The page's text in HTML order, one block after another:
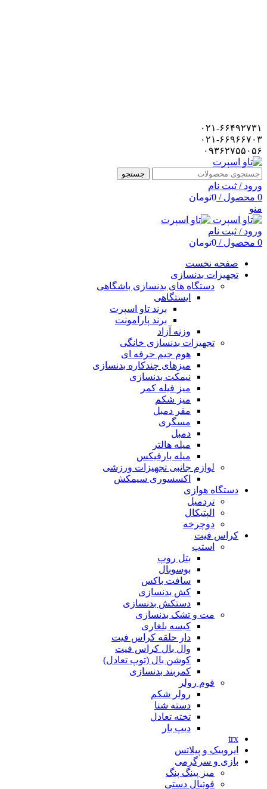
۰۲۱-۶۶۴۹۲۷۳۱
۰۲۱-۶۶۹۶۶۷۰۳
۰۹۳۶۲۷۵۵۰۵۶
جستجو
ورود / ثبت نام
0 محصول / تومان0
منو
ورود / ثبت نام
0 محصول / تومان0
صفحه نخست
تجهیزات بدنسازی
دستگاه های بدنسازی باشگاهی
ایستگاهی
برند تاو اسپرت
برند پارامونت
وزنه آزاد
تجهیزات بدنسازی خانگی
هوم جیم حرفه ای
میزهای چندکاره بدنسازی
نیمکت بدنسازی
میز فیله کمر
میز شکم
مقر دمبل
مسگری
دمبل
میله هالتر
میله بارفیکس
لوازم جانبی تجهیزات ورزشی
اکسسوری سیمکش
دستگاه هوازی
تردمیل
الپتیکال
دوچرخه
کراس فیت
استپ
بتل روپ
بوسوبال
سافت باکس
کش بدنسازی
دستکش بدنسازی
مت و تشک بدنسازی
کیسه بلغاری
دار حلقه کراس فیت
وال بال کراس فیت
کوشن بال (توپ تعادل)
کمربند بدنسازی
فوم رولر
رولر شکم
دسته شنا
تخته تعادل
دیپ بار
trx
ایروبیک و پیلاتس
بازی و سرگرمی
میز پینگ پنگ
فوتبال دستی